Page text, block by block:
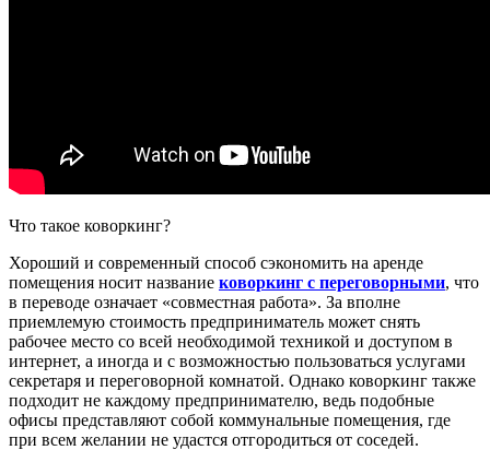
Что такое коворкинг?
Хороший и современный способ сэкономить на аренде
помещения носит название коворкинг с переговорными, что
в переводе означает «совместная работа». За вполне
приемлемую стоимость предприниматель может снять
рабочее место со всей необходимой техникой и доступом в
интернет, а иногда и с возможностью пользоваться услугами
секретаря и переговорной комнатой. Однако коворкинг также
подходит не каждому предпринимателю, ведь подобные
офисы представляют собой коммунальные помещения, где
при всем желании не удастся отгородиться от соседей.